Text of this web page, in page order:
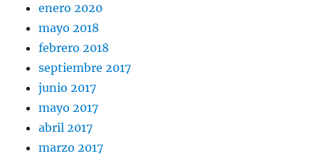
enero 2020
mayo 2018
febrero 2018
septiembre 2017
junio 2017
mayo 2017
abril 2017
marzo 2017